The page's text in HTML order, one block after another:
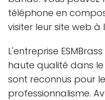
téléphone en
visiter leur site web à
L'entreprise
haute qualité dans
sont reconnus pour
professionnalisme.